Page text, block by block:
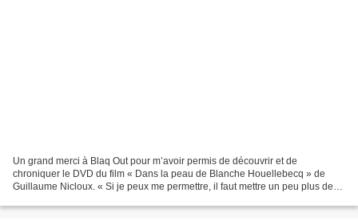
Un grand merci à Blaq Out pour m’avoir permis de découvrir et de
chroniquer le DVD du film « Dans la peau de Blanche Houellebecq » de
Guillaume Nicloux. « Si je peux me permettre, il faut mettre un peu plus de